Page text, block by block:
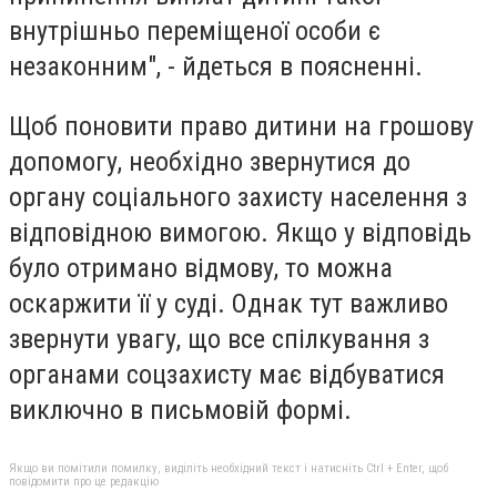
внутрішньо переміщеної особи є
незаконним", - йдеться в поясненні.
Щоб поновити право дитини на грошову
допомогу, необхідно звернутися до
органу соціального захисту населення з
відповідною вимогою. Якщо у відповідь
було отримано відмову, то можна
оскаржити її у суді. Однак тут важливо
звернути увагу, що все спілкування з
органами соцзахисту має відбуватися
виключно в письмовій формі.
Якщо ви помітили помилку, виділіть необхідний текст і натисніть Ctrl + Enter, щоб
повідомити про це редакцію